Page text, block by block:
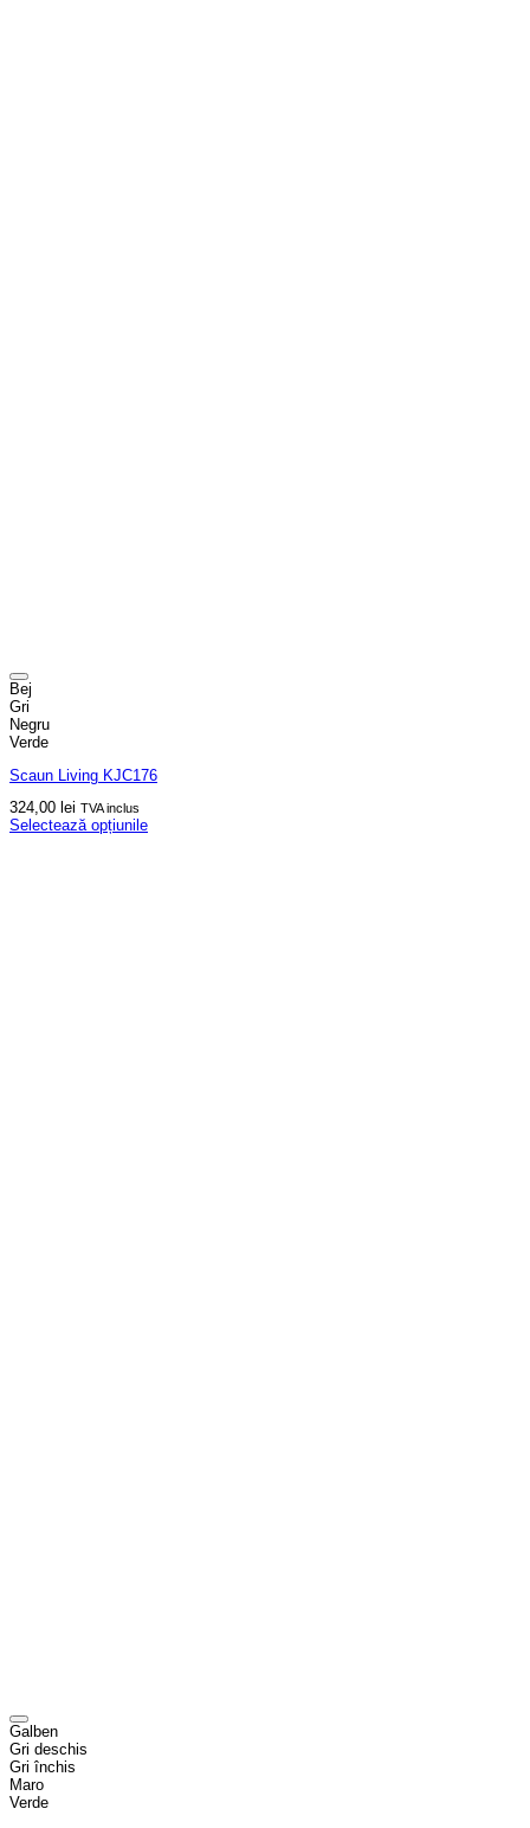
Bej
Gri
Negru
Verde
Scaun Living KJC176
324,00 lei TVA inclus
Selectează opțiunile
Galben
Gri deschis
Gri închis
Maro
Verde